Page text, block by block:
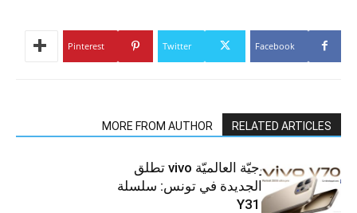
Facebook
Twitter
Pinterest
RELATED ARTICLES
MORE FROM AUTHOR
العلامة التّكنولوجيّة العالميّة vivo تطلق
هواتفها الذكيّة الجديدة في تونس: سلسلة
V70 وسلسلة Y31